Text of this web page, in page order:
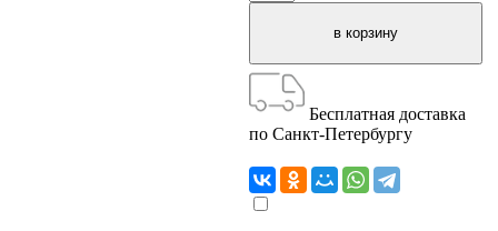
Бесплатная доставка
по Санкт-Петербургу